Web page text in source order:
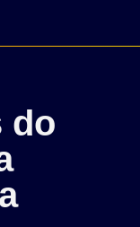
do